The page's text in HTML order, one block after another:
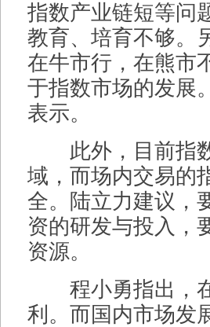
指数产业链短等问
教育、培育不够。
在牛市行，在熊市
于指数市场的发展
表示。
此外，目前指数
域，而场内交易的
全。陆立力建议，
资的研发与投入，
资源。
程小勇指出，在
利。而国内市场发